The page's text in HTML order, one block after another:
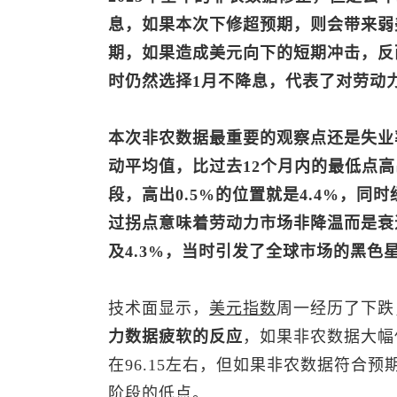
息，如果本次下修超预期，则会带来
期，如果造成美元向下的短期冲击，
时仍然选择1月不降息，代表了对劳动
本次非农数据最重要的观察点还是失
动平均值，比过去12个月内的最低点
段，高出0.5%的位置就是4.4%，同
过拐点意味着劳动力市场非降温而是
及4.3%，当时引发了全球市场的黑色
技术面显示， 美元指数周一经历了下
力数据疲软的反应 ，如果非农数据大
在96.15左右，但如果非农数据符合预
阶段的低点。